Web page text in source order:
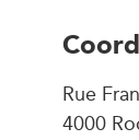
Rue
4000